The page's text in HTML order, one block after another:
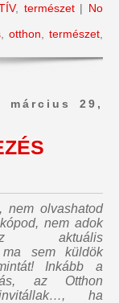
, természet| No
, otthon természet
29,
nem olvashatod
nem adok
aktuális
sem küldök
Inkább a
az Otthon
ha